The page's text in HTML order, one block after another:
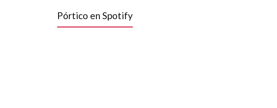
Pórtico en Spotify